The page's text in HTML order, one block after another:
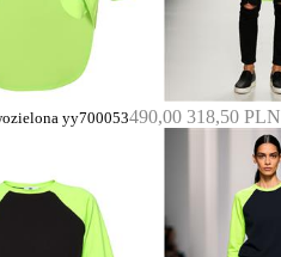
yy700053490,00 318,50 PLN